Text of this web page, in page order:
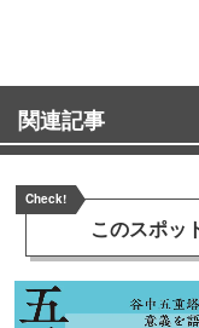
関連記事
Check!
このスポッ